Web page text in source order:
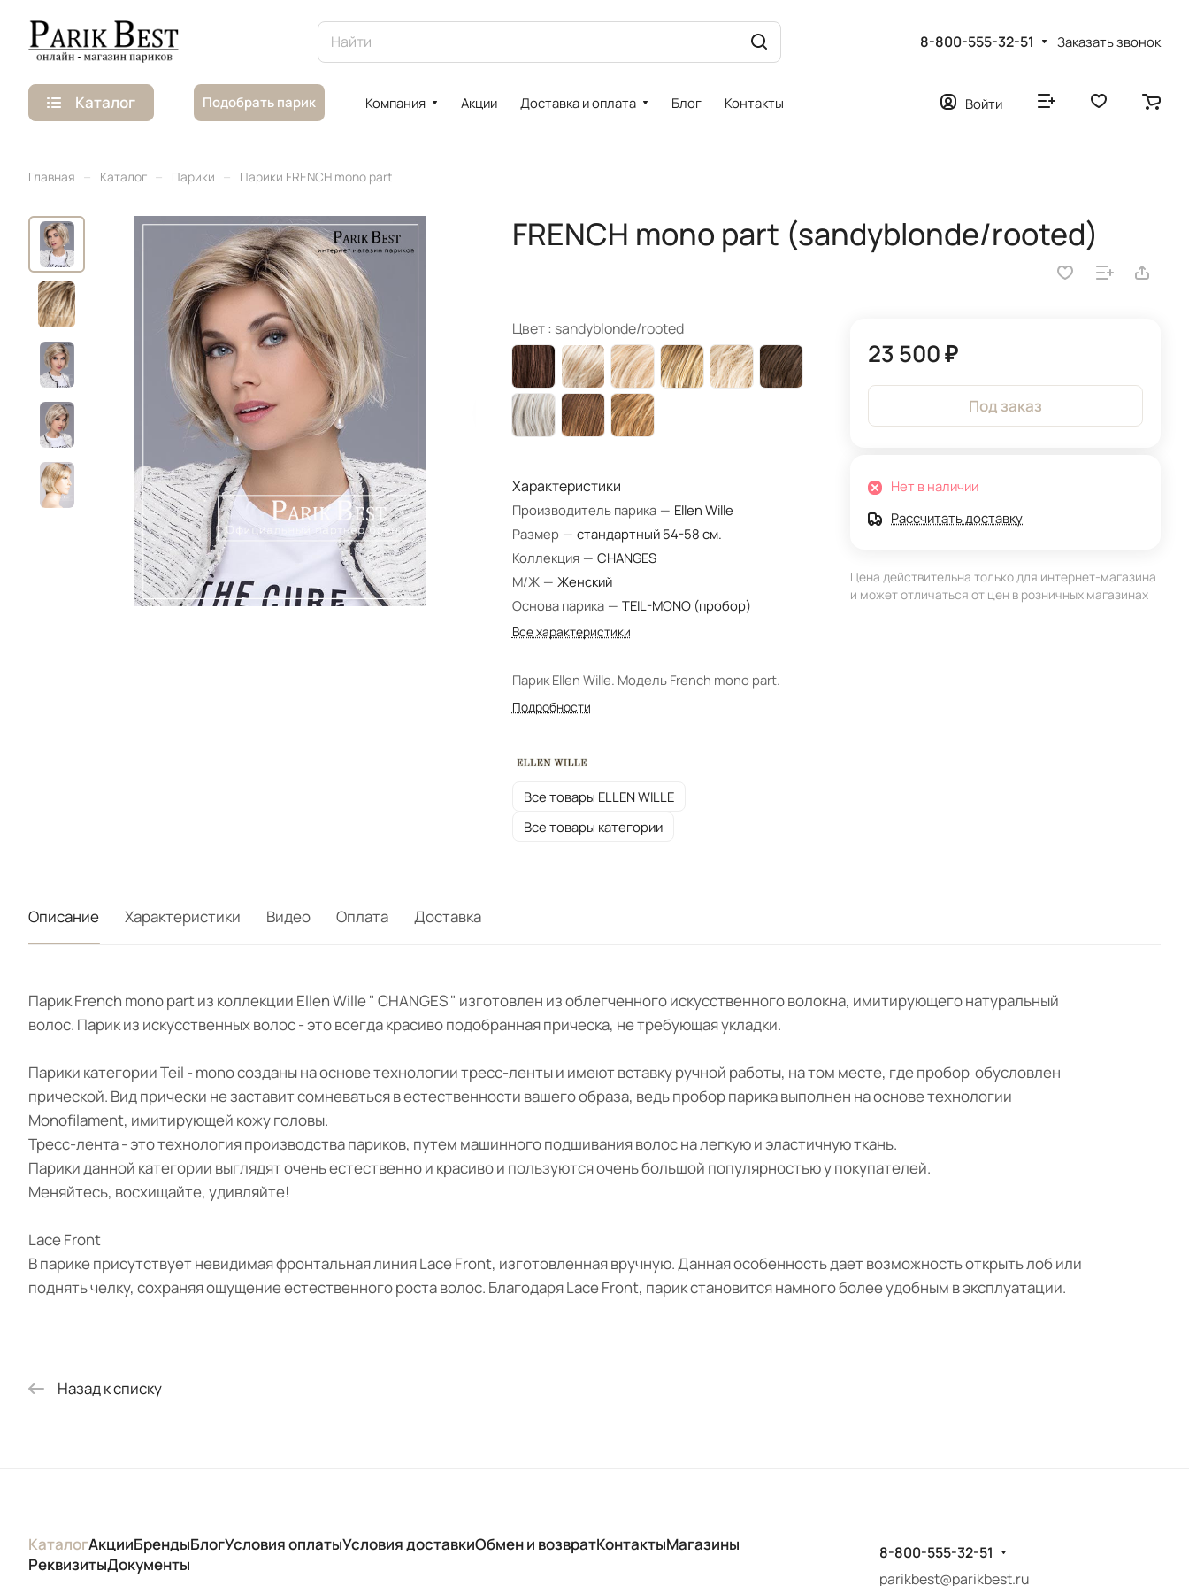
8-800-555-32-51 Заказать звонок
Каталог Подобрать парик Компания Акции Доставка и оплата Блог Контакты Войти
Главная – Каталог – Парики – Парики FRENCH mono part
FRENCH mono part (sandyblonde/rooted)
Цвет : sandyblonde/rooted
Характеристики
Производитель парика — Ellen Wille
Размер — стандартный 54-58 см.
Коллекция — CHANGES
М/Ж — Женский
Основа парика — TEIL-MONO (пробор)
Все характеристики
Парик Ellen Wille. Модель French mono part.
Подробности
Все товары ELLEN WILLE
Все товары категории
23 500 ₽
Под заказ
Нет в наличии
Рассчитать доставку
Цена действительна только для интернет-магазина
и может отличаться от цен в розничных магазинах
Описание Характеристики Видео Оплата Доставка
Парик French mono part из коллекции Ellen Wille " CHANGES " изготовлен из облегченного искусственного волокна, имитирующего натуральный
волос. Парик из искусственных волос - это всегда красиво подобранная прическа, не требующая укладки.
Парики категории Teil - mono созданы на основе технологии тресс-ленты и имеют вставку ручной работы, на том месте, где пробор обусловлен
прической. Вид прически не заставит сомневаться в естественности вашего образа, ведь пробор парика выполнен на основе технологии
Monofilament, имитирующей кожу головы.
Тресс-лента - это технология производства париков, путем машинного подшивания волос на легкую и эластичную ткань.
Парики данной категории выглядят очень естественно и красиво и пользуются очень большой популярностью у покупателей.
Меняйтесь, восхищайте, удивляйте!
Lace Front
В парике присутствует невидимая фронтальная линия Lace Front, изготовленная вручную. Данная особенность дает возможность открыть лоб или
поднять челку, сохраняя ощущение естественного роста волос. Благодаря Lace Front, парик становится намного более удобным в эксплуатации.
Назад к списку
КаталогАкцииБрендыБлогУсловия оплатыУсловия доставкиОбмен и возвратКонтактыМагазины
РеквизитыДокументы
8-800-555-32-51
parikbest@parikbest.ru